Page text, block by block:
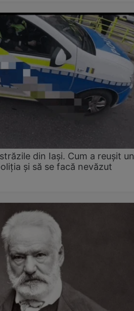
din Iași. Cum a reușit un
și să se facă nevăzut